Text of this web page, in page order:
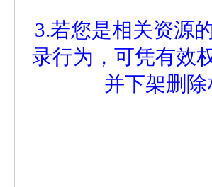
3.若您是相关资源
录行为，可凭有效
并下架删